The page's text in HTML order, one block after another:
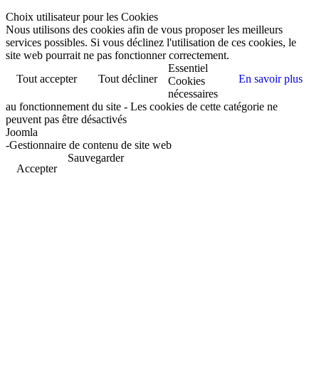
Choix utilisateur pour les Cookies
Nous utilisons des cookies afin de vous proposer les meilleurs
services possibles. Si vous déclinez l'utilisation de ces cookies, le
site web pourrait ne pas fonctionner correctement.
Tout accepter
Tout décliner En savoir plus
Essentiel
Cookies
nécessaires
au fonctionnement du site - Les cookies de cette catégorie ne
peuvent pas être désactivés
Joomla
-Gestionnaire de contenu de site web
Accepter
Sauvegarder